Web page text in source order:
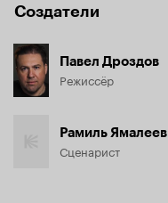
Создатели
Павел Дроздов
Режиссёр
Рамиль Ямалеев
Сценарист